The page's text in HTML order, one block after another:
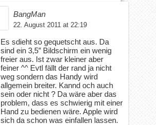
BangMan
22. August 2011 at 22:19
Es sdieht so gequetscht aus. Da
sind ein 3,5″ Bildschirm ein wenig
freier aus. Ist zwar kleiner aber
feiner ^^ Evtl fällt der rand ja nicht
weg sondern das Handy wird
allgemein breiter. Kannd och auch
sein oder nicht ? Da wäre aber das
problem, dass es schwierig mit einer
Hand zu bedienen wäre. Apple wird
sich da schon was einfallen lassen.